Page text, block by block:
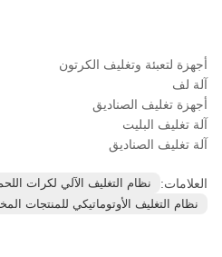
أجهزة لتعبئة وتغليف الكرتون
آلة لف
أجهزة تغليف الصناديق
آلة تغليف البليت
آلة تغليف الصناديق
العلامات: نظام التغليف الآلي لكرات
نظام التغليف الأوتوماتيكي للمنتجات